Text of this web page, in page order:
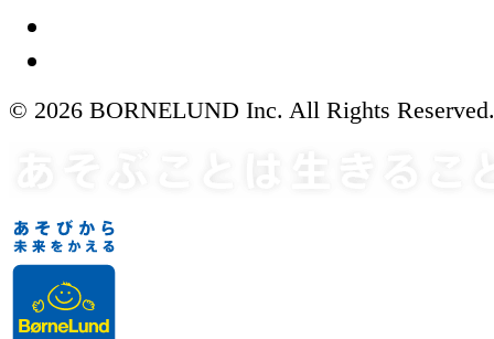
© 2026 BORNELUND Inc. All Rights Reserved.